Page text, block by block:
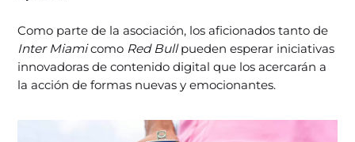
Como parte de la asociación, los aficionados tanto de
Inter Miamicomo Red Bullpueden esperar iniciativas
innovadoras de contenido digital que los acercarán a
la acción de formas nuevas y emocionantes.